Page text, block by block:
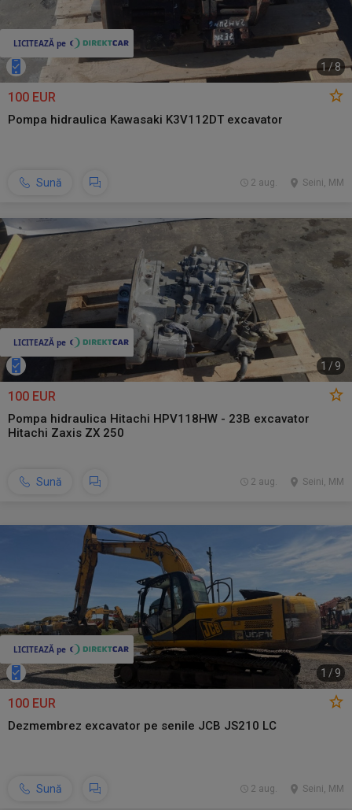
1 /8
100 EUR
Pompa hidraulica Kawasaki K3V112DT excavator
Sună Seini, MM
2 aug.
1 / 9
100 EUR
Pompa hidraulica Hitachi HPV118HW - 23B excavator
Hitachi Zaxis ZX 250
Sună Seini, MM
2 aug.
1 / 9
100 EUR
Dezmembrez excavator pe senile JCB JS210 LC
Sună Seini, MM
2 aug.